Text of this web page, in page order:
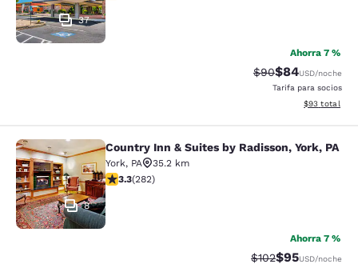
37
Ahorra 7 %
Precio tachado:
$90Precio con
$84USD/noche
Tarifa para socios
Ver detalles
$93 total
Country Inn & Suites by Radisson,
8
Country Inn & Suites by Radisson, York, PA
York, PA
35.2 km
calificación de 3.32 estrellas. Bueno. 282 reseñas
3.3(282)
Ahorra 7 %
Precio tachado:
$102Precio con
$95USD/noche